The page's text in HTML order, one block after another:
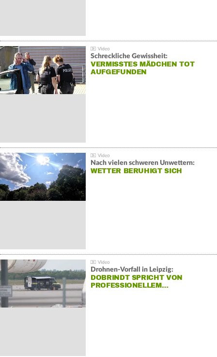
Schreckliche Gewissheit:
VERMISSTES MÄDCHEN TOT
AUFGEFUNDEN
Nach vielen schweren Unwettern:
WETTER BERUHIGT SICH
Drohnen-Vorfall in Leipzig:
DOBRINDT SPRICHT VON
PROFESSIONELLEM…